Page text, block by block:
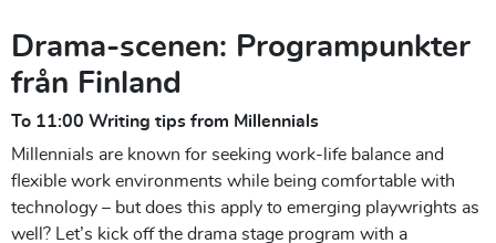
Drama-scenen: Programpunkter
från Finland
To 11:00 Writing tips from Millennials
Millennials are known for seeking work-life balance and
flexible work environments while being comfortable with
technology – but does this apply to emerging playwrights as
well? Let’s kick off the drama stage program with a